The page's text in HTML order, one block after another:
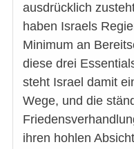
ausdrücklich
haben Israels
Minimum an
diese drei
steht Israel damit
Wege, und die
ihren hohlen